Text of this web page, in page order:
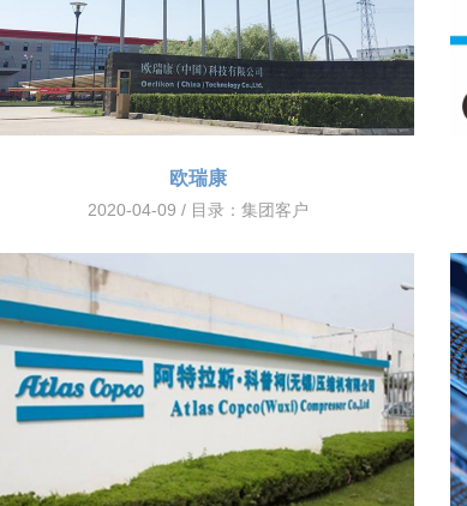
欧瑞康
2020-04-09 / 目录： 集团客户